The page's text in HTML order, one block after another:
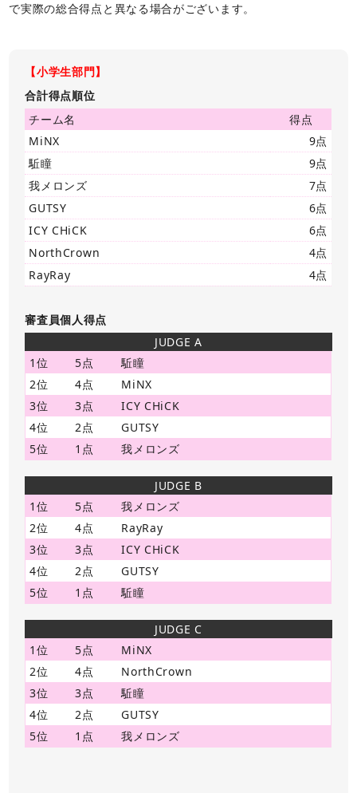
で実際の総合得点と異なる場合がございます。
【小学生部門】
合計得点順位
チーム名
得点
MiNX
9点
駈瞳
9点
我メロンズ
7点
GUTSY
6点
ICY CHiCK
6点
NorthCrown
4点
RayRay
4点
審査員個人得点
JUDGE A
1位
5点
駈瞳
2位
4点
MiNX
3位
3点
ICY CHiCK
4位
2点
GUTSY
5位
1点 我メロンズ
JUDGE B
1位
5点
我メロンズ
2位
4点
RayRay
3位
3点
ICY CHiCK
4位
2点
GUTSY
5位
1点 駈瞳
JUDGE C
1位
5点
MiNX
2位
4点
NorthCrown
3位
3点
駈瞳
4位
2点
GUTSY
5位
1点 我メロンズ